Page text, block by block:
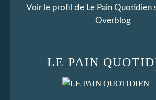
LE PAIN
Voir le profil de Le Pain Quotidien
Overblog